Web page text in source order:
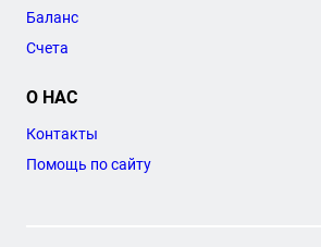
Баланс
Счета
О НАС
Контакты
Помощь по сайту